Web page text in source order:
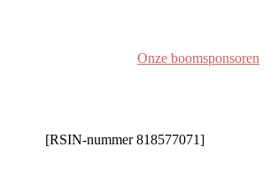
Onze boomsponsoren
[RSIN-nummer 818577071]